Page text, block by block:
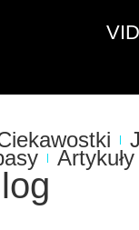
Artykuły